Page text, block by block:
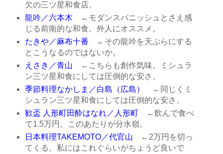
欠の三ツ星和食店。
龍吟／六本木 ←モダンスパニッシュとさえ感
じる前衛的な和食。外人にオススメ。
たきや／麻布十番 ←その龍吟を天ぷらにする
とこうなるのではないか。
えさき／青山 ←こちらも創作気味。ミシュラ
ン三ツ星和食にしては圧倒的な安さ。
季節料理なかしま／白島（広島）
←同じくミ
シュラン三ツ星和食にしては圧倒的な安さ。
歓盃 人形町田酔はなれ／人形町←飲んで食べ
て1.5万円。このあたりが分水嶺。
日本料理TAKEMOTO／代官山 ←2万円を切っ
てくる。私にはこれぐらいがちょうど良いで